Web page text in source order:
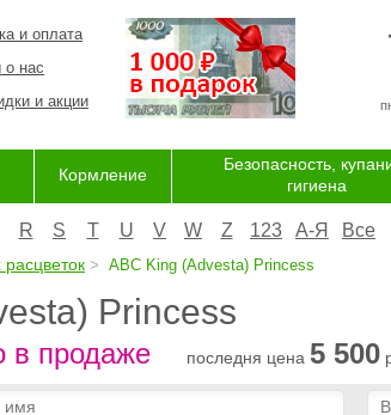
и оплата
нас
и акции
Кормление
Безопасность,
гигиена
R S T U V W Z 123 А-Я Все
ABC King (Advesta) Princess
Princess
в продаже последня цена 5 500